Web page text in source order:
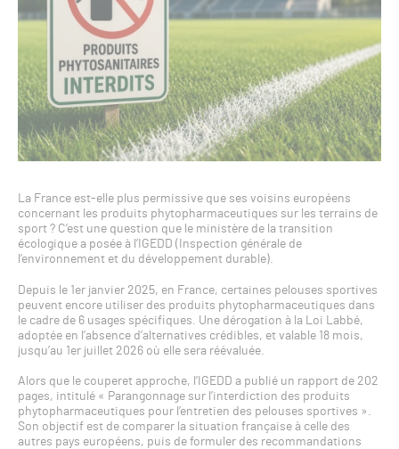
La France est-elle plus permissive que ses voisins européens
concernant les produits phytopharmaceutiques sur les terrains de
sport ? C’est une question que le ministère de la transition
écologique a posée à l’IGEDD (Inspection générale de
l’environnement et du développement durable).
Depuis le 1er janvier 2025, en France, certaines pelouses sportives
peuvent encore utiliser des produits phytopharmaceutiques dans
le cadre de 6 usages spécifiques. Une dérogation à la Loi Labbé,
adoptée en l’absence d’alternatives crédibles, et valable 18 mois,
jusqu’au 1er juillet 2026 où elle sera réévaluée.
Alors que le couperet approche, l’IGEDD a publié un rapport de 202
pages, intitulé « Parangonnage sur l’interdiction des produits
phytopharmaceutiques pour l’entretien des pelouses sportives ».
Son objectif est de comparer la situation française à celle des
autres pays européens, puis de formuler des recommandations